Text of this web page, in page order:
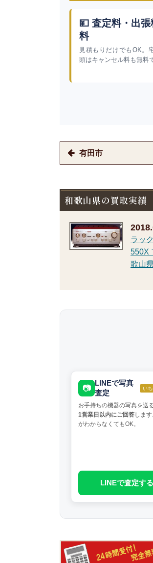
💴 査定料・出
料
見積もりだけでもOK。
頭はキャンセル料も無料
有田市
和歌山県の買取実績
ラッ
550X
歌山
📷
LINEで写真
査定
い
お手持ちの機器の写真を送
1営業日以内にご回答しま
がわからなくてもOK。
LINEで査定する